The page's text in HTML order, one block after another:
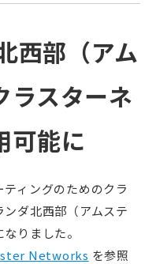
部（アム
ラスターネ
可能に
ィングのためのクラ
ダ北西部（アムステ
りました。
Networks を参照